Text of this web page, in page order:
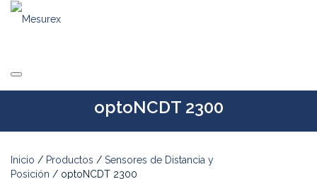
Saltar
optoNCDT 2300
Inicio / Productos / Sensores de Distancia y
Posición / optoNCDT 2300